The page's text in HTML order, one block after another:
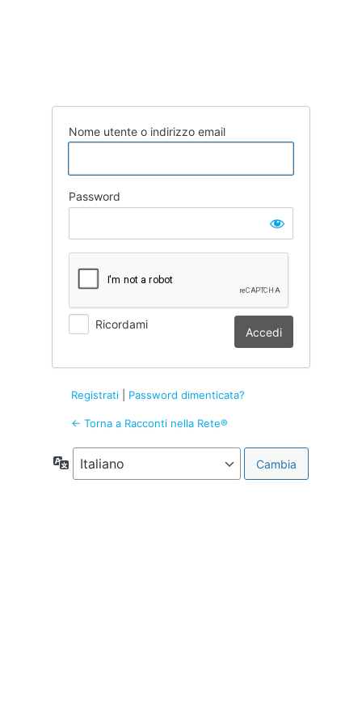
Nome utente o indirizzo email
Password
Ricordami
Registrati Password dimenticata?
← Torna a Racconti nella Rete®
Lingua